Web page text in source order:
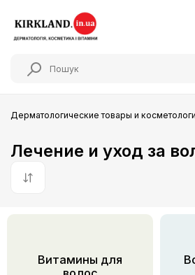
Дерматологические товары и
Лечение и уход за
По умолчанию
Витамины для